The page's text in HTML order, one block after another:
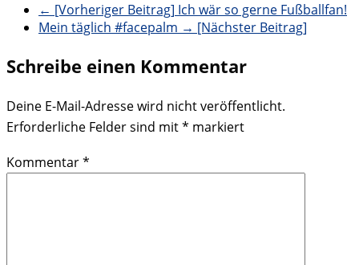
← [Vorheriger Beitrag] Ich wär so gerne Fußballfan!
Mein täglich #facepalm → [Nächster Beitrag]
Schreibe einen Kommentar
Deine E-Mail-Adresse wird nicht veröffentlicht.
Erforderliche Felder sind mit* markiert
Kommentar*